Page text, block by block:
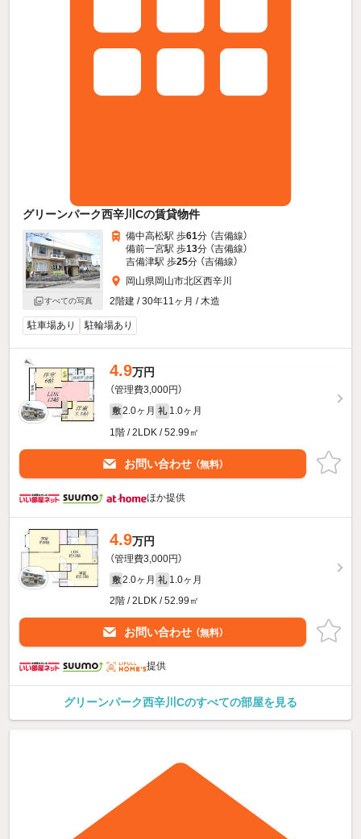
グリーンパーク西辛川Cの賃貸物件
すべての写真
備中高松駅 歩61分 （吉備線）
備前一宮駅 歩13分 （吉備線）
吉備津駅 歩25分 （吉備線）
岡山県岡山市北区西辛川
2階建 / 30年11ヶ月 / 木造
駐車場あり 駐輪場あり
4.9万円
（管理費3,000円）
敷 2.0ヶ月 礼 1.0ヶ月
1階 / 2LDK / 52.99㎡
お問い合わせ （無料）
ほか提供
4.9万円
（管理費3,000円）
敷 2.0ヶ月 礼 1.0ヶ月
2階 / 2LDK / 52.99㎡
お問い合わせ （無料）
提供
グリーンパーク西辛川Cのすべての部屋を見る